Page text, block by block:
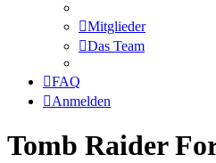
Mitglieder
Das Team
FAQ
Anmelden
Tomb Raider